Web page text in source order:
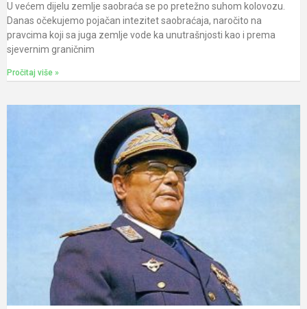
U većem dijelu zemlje saobraća se po pretežno suhom kolovozu.
Danas očekujemo pojačan intezitet saobraćaja, naročito na
pravcima koji sa juga zemlje vode ka unutrašnjosti kao i prema
sjevernim graničnim
Pročitaj više »